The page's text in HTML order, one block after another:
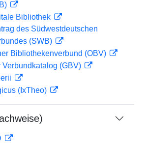
Bibliothek
des Südwestdeutschen
(SWB)
Bibliothekenverbund (OBV)
Verbundkatalog (GBV)
(IxTheo)